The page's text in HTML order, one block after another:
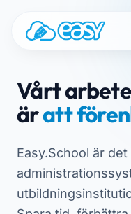
Vårt arbete
äratt
Easy.School är